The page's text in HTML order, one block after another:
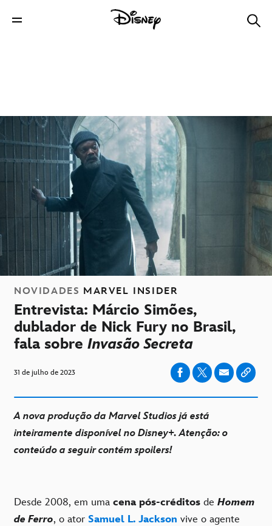
NOVIDADES MARVEL INSIDER
Entrevista: Márcio Simões,
dublador de Nick Fury no Brasil,
fala sobre Invasão Secreta
31 de julho de 2023
A nova produção da Marvel Studios já está
inteiramente disponível no Disney+. Atenção: o
conteúdo a seguir contém spoilers!
Desde 2008, em uma cena pós-créditos de Homem
de Ferro, o ator Samuel L. Jackson vive o agente